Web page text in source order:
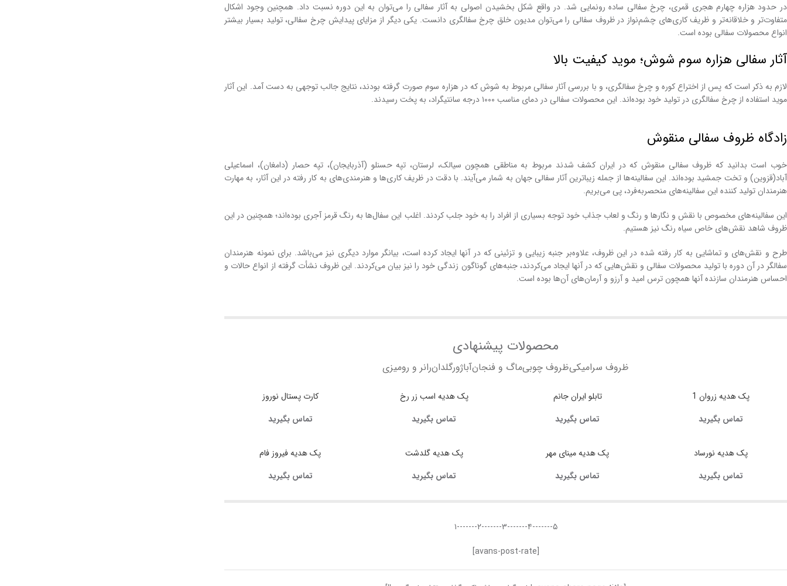
در حدود هزاره چهارم هجری قمری، چرخ سفالی ساده رونمایی شد. در واقع شکل بخشیدن اصولی به آثار سفالی را می‌توان به این دوره نسبت داد. همچنین وجود اشکال
متفاوت‌تر و خلاقانه‌تر و ظریف کاری‌های چشم‌نواز در ظروف سفالی را می‌توان مدیون خلق چرخ سفالگری دانست. یکی دیگر از مزایای پیدایش چرخ سفالی، تولید بسیار بیشتر
انواع محصولات سفالی بوده است.
آثار سفالی هزاره سوم شوش؛ موید کیفیت بالا
لازم به ذکر است که پس از اختراع کوره و چرخ سفالگری، و با بررسی آثار سفالی مربوط به شوش که در هزاره سوم صورت گرفته بودند، نتایج جالب توجهی به دست آمد. این آثار
موید استفاده از چرخ سفالگری در تولید خود بوده‌اند. این محصولات سفالی در دمای مناسب ۱۰۰۰ درجه سانتیگراد، به پخت رسیدند.
زادگاه ظروف سفالی منقوش
خوب است بدانید که ظروف سفالی منقوش که در ایران کشف شدند مربوط به مناطقی همچون سیالک، لرستان، تپه حسنلو (آذربایجان)، تپه حصار (دامغان)، اسماعیلی
آباد(قزوین) و تخت جمشید بوده‌اند. این سفالینه‌ها از جمله زیباترین آثار سفالی جهان به شمار می‌آیند. با دقت در ظریف کاری‌ها و هنرمندی‌های به کار رفته در این آثار، به مهارت
هنرمندان تولید کننده این سفالینه‌های منحصربه‌فرد، پی می‌بریم.
این سفالینه‌های مخصوص با نقش و نگارها و رنگ و لعاب جذاب خود توجه بسیاری از افراد را به خود جلب کردند. اغلب این سفال‌ها به رنگ قرمز آجری بوده‌اند؛ همچنین در این
ظروف شاهد نقش‌های خاص سیاه رنگ نیز هستیم.
طرح و نقش‌های و تماشایی به کار رفته شده در این ظروف، علاوه‌بر جنبه زیبایی و تزئینی که در آنها ایجاد کرده است، بیانگر موارد دیگری نیز می‌باشد. برای نمونه هنرمندان
سفالگر در آن دوره با تولید محصولات سفالی و نقش‌هایی که در آنها ایجاد می‌کردند، جنبه‌های گوناگون زندگی خود را نیز بیان می‌کردند. این ظروف نشأت گرفته از انواع حالات و
احساس‌ هنرمندان سازنده آنها همچون ترس امید و آرزو و آرمان‌های آن‌ها بوده است.
محصولات پیشنهادی
ظروف سرامیکیظروف چوبیماگ و فنجانآباژورگلدانرانر و رومیزی
پک هدیه زروان 1
تماس بگیرید
تابلو ایران جانم
تماس بگیرید
پک هدیه اسب زر رخ
تماس بگیرید
کارت پستال نوروز
تماس بگیرید
پک هدیه نورساد
تماس بگیرید
پک هدیه مینای مهر
تماس بگیرید
پک هدیه گلدشت
تماس بگیرید
پک هدیه فیروز فام
تماس بگیرید
۵-------۴-------۳-------۲-------۱
[avans-post-rate]